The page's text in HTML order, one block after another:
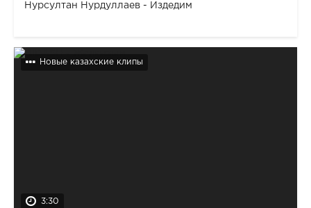
Нурсултан Нурдуллаев - Издедим
Новые казахские клипы
3:30